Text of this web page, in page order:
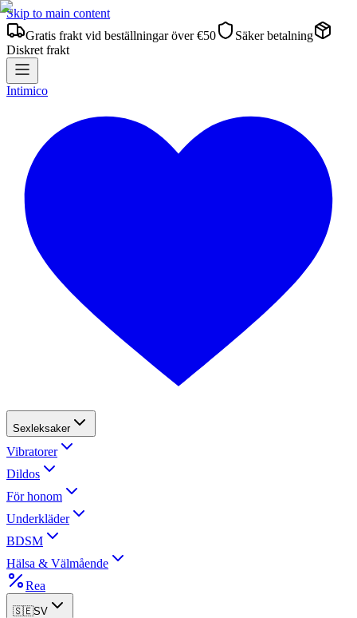
Skip to main content
Gratis frakt vid beställningar över €50
Säker betalning
Diskret frakt
Intimico
Sexleksaker
Vibratorer
Dildos
För honom
Underkläder
BDSM
Hälsa & Välmående
Rea
🇸🇪SV